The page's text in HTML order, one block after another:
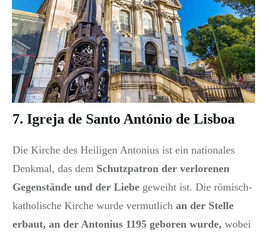
7. Igreja de Santo António de Lisboa
Die Kirche des Heiligen Antonius ist ein nationales
Denkmal, das dem Schutzpatron der verlorenen
Gegenstände und der Liebe geweiht ist. Die römisch-
katholische Kirche wurde vermutlich an der Stelle
erbaut, an der Antonius 1195 geboren wurde, wobei